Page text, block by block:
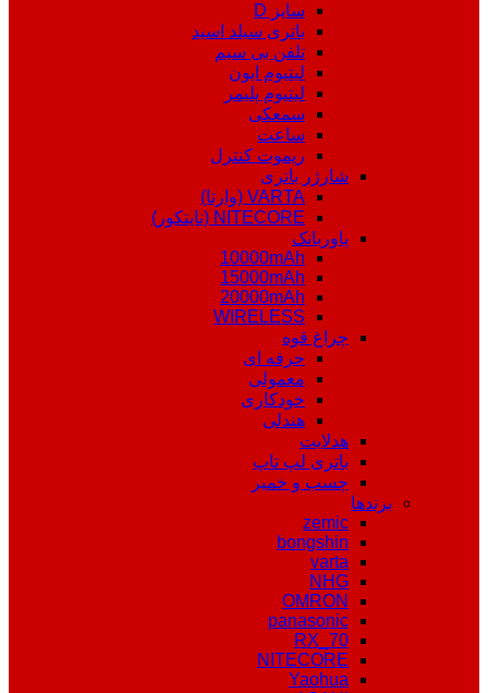
سایز D
باتری سیلد اسید
تلفن بی سیم
لیتیوم ایون
لیتیوم پلیمر
سمعکی
ساعت
ریموت کنترل
شارژر باتری
VARTA (وارتا)
NITECORE (نایتکور)
پاوربانک
10000mAh
15000mAh
20000mAh
WIRELESS
چراغ قوه
حرفه ای
معمولی
خودکاری
هندلی
هدلایت
باتری لپ تاپ
چسب و خمیر
برندها
zemic
bongshin
varta
NHG
OMRON
panasonic
RX_70
NITECORE
Yaohua